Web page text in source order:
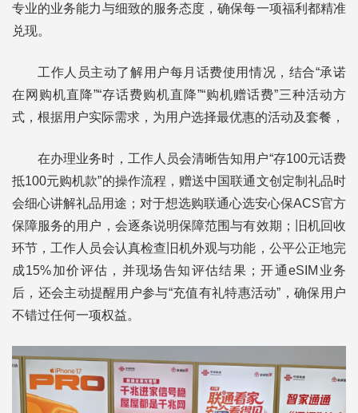
专业的业务能力与细致的服务态度，确保每一项福利都精准
兑现。
工作人员主动了解用户每月话费使用情况，结合“承诺
在网购机直降”“存话费购机直降”“购机赠话费”三种活动方
式，根据用户实际需求，为用户选择最优惠的活动及套餐，
在办理业务时，工作人员会清晰告知用户“存100元话费
抵100元购机款”的操作流程，赠送中国联通文创定制礼品时
会细心讲解礼品用途；对于想选购联通心选安心保ACS官方
保障服务的用户，会逐条说明保障范围与有效期；旧机回收
环节，工作人员会认真检查旧机外观与功能，公平公正地完
成15%加价评估，并现场告知评估结果；开通eSIM业务
后，还会主动提醒用户参与“充值有礼特惠活动”，确保用户
不错过任何一项权益。